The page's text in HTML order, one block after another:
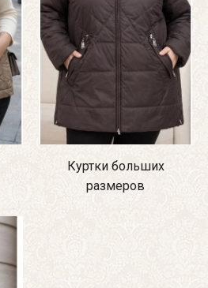
Куртки больших
размеров